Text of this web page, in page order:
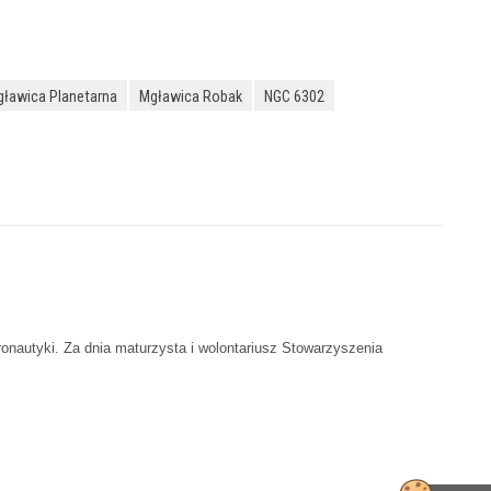
Planetarna Mgławica Robak NGC 6302
Za dnia maturzysta i wolontariusz Stowarzyszenia